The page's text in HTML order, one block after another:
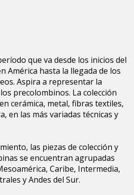
que va desde los inicios del
América hasta la llegada de los
Aspira a representar la
precolombinos. La colección
cerámica, metal, fibras textiles,
en las más variadas técnicas y
las piezas de colección y
se encuentran agrupadas
Caribe, Intermedia,
y Andes del Sur.